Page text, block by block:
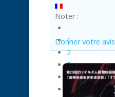
Noter :
1
2
3
4
Donner votre avis